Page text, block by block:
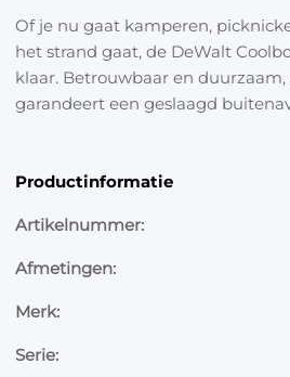
Of je nu gaat kamperen,
het strand gaat, de DeWalt
klaar. Betrouwbaar en
garandeert een geslaagd
Productinformatie
Artikelnummer:
Afmetingen:
Merk:
Serie: